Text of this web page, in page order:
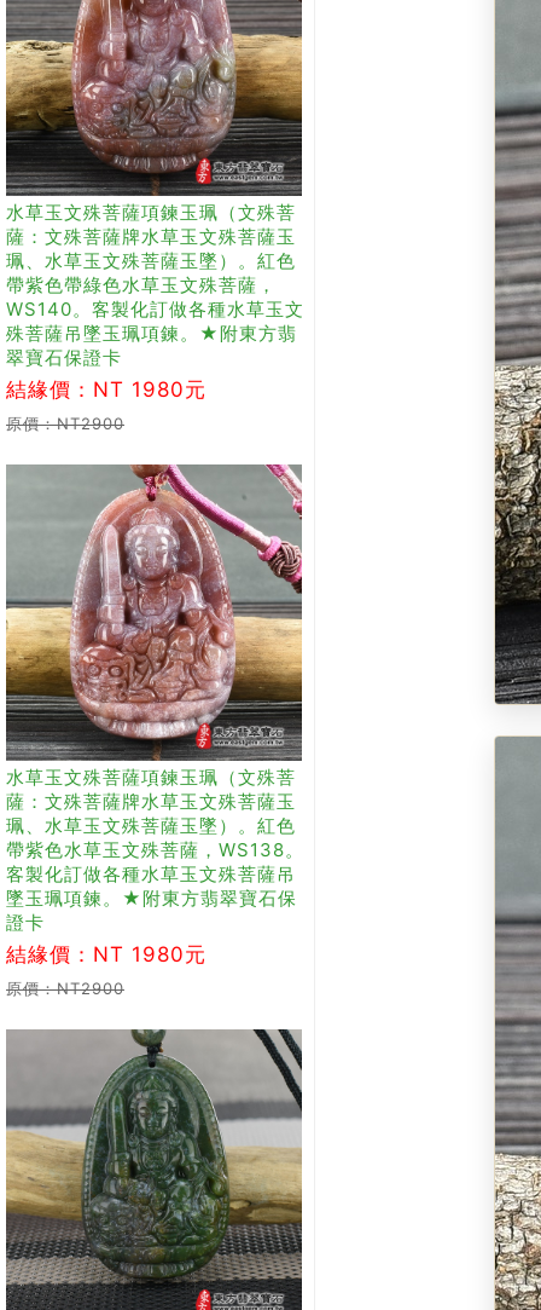
水草玉文殊菩薩項鍊玉珮（文殊菩
薩：文殊菩薩牌水草玉文殊菩薩玉
珮、水草玉文殊菩薩玉墜）。紅色
帶紫色帶綠色水草玉文殊菩薩，
WS140。客製化訂做各種水草玉文
殊菩薩吊墜玉珮項鍊。★附東方翡
翠寶石保證卡
結緣價：NT 1980元
原價：NT2900
水草玉文殊菩薩項鍊玉珮（文殊菩
薩：文殊菩薩牌水草玉文殊菩薩玉
珮、水草玉文殊菩薩玉墜）。紅色
帶紫色水草玉文殊菩薩，WS138。
客製化訂做各種水草玉文殊菩薩吊
墜玉珮項鍊。★附東方翡翠寶石保
證卡
結緣價：NT 1980元
原價：NT2900